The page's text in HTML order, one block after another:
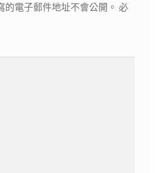
的電子郵件地址不會公開。 必